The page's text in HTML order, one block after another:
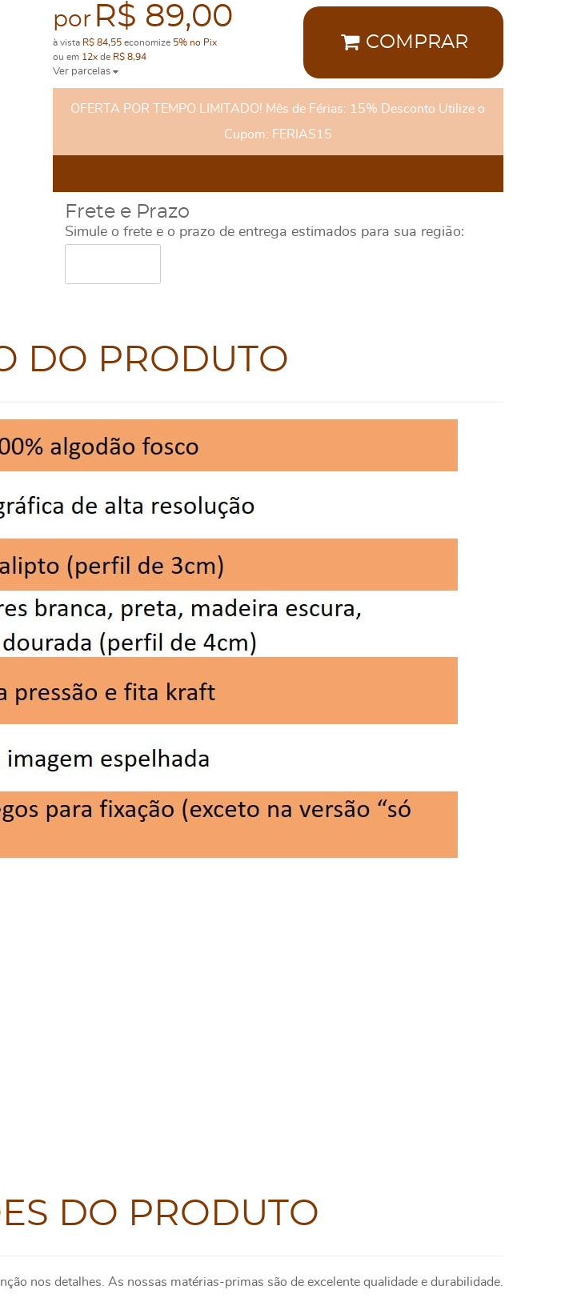
por R$ 89,00
à vista R$ 84,55economize 5% no Pix
ou em 12xde R$ 8,94
Ver parcelas
COMPRAR
OFERTA POR TEMPO LIMITADO! Mês de Férias: 15% Desconto Utilize o
Cupom: FERIAS15
Frete e Prazo
Simule o frete e o prazo de entrega estimados para sua região:
DO PRODUTO
DO PRODUTO
nos detalhes. As nossas matérias-primas são de excelente qualidade e durabilidade.